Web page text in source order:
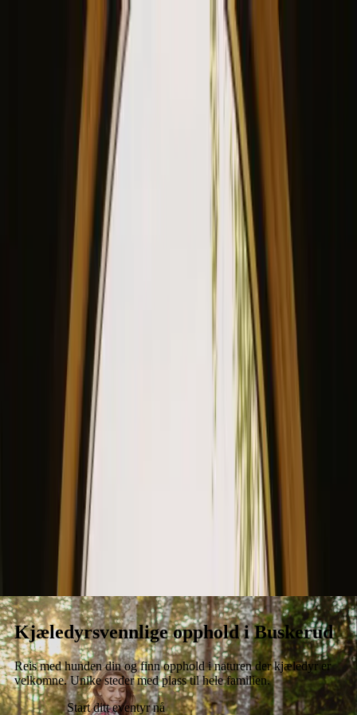
View our site in English? Click here
Gavekort
Kjæledyrsvennlige opphold i Buskerud
Reis med hunden din og finn opphold i naturen der kjæledyr er
velkomne. Unike steder med plass til hele familien.
Start ditt eventyr nå